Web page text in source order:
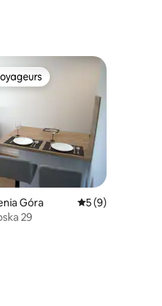
parmi les plus aimés
Góra Note moyenne
5 (9)
29